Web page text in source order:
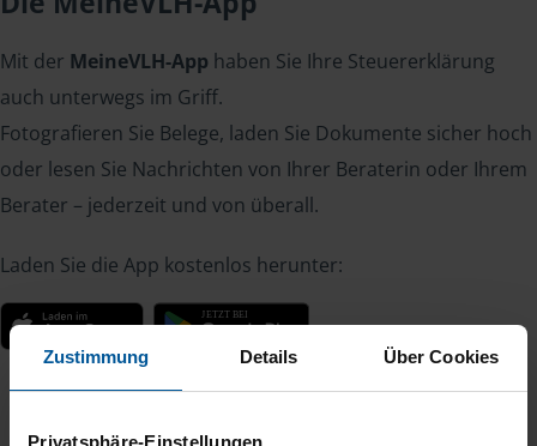
Zustimmung Details Über Cookies
Privatsphäre-Einstellungen
Mit der MeineVLH-App haben Sie Ihre Steuererklärung
auch unterwegs im Griff.
Fotografieren Sie Belege, laden Sie Dokumente sicher hoch
oder lesen Sie Nachrichten von Ihrer Beraterin oder Ihrem
Berater – jederzeit und von überall.
Laden Sie die App kostenlos herunter: